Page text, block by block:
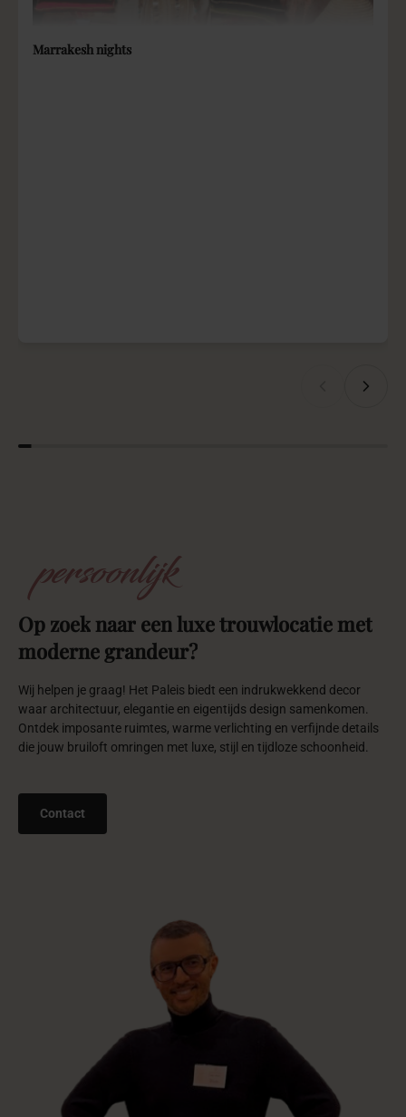
Marrakesh nights
persoonlijk
Op zoek naar eenluxetrouwlocatie met
moderne grandeur?
Wij helpen je graag! Het Paleis biedt een indrukwekkend decor
waar architectuur, elegantie en eigentijds design samenkomen.
Ontdek imposante ruimtes, warme verlichting en verfijnde details
die jouw bruiloft omringen met luxe, stijl en tijdloze schoonheid.
Contact